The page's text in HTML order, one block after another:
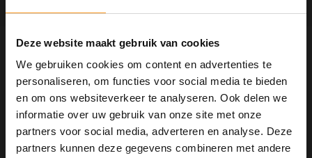
Deze website maakt gebruik van cookies
We gebruiken cookies om content en advertenties te
personaliseren, om functies voor social media te bieden
en om ons websiteverkeer te analyseren. Ook delen we
informatie over uw gebruik van onze site met onze
partners voor social media, adverteren en analyse. Deze
partners kunnen deze gegevens combineren met andere
Informatie
Artistique Orchid Balance Serum
75ml
De Artistique Orchid Balance Serum is voor normaal en droog
haar. Definieert het haar en geeft intense glans. Werkt
waterafstotend en biedt hitteprotectie.
Gebruiksaanwijzing: